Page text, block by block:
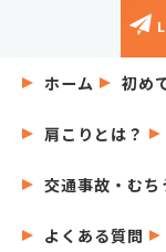
ホーム 初め
肩こりとは？
交通事故・むち
よくある質問